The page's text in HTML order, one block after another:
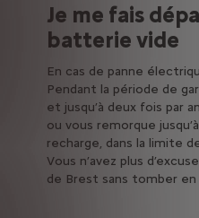
Je me fais
batterie vide
En cas de panne
Pendant la période de
et jusqu’à deux fois par
ou vous remorque
recharge, dans la limite
Vous n’avez plus
de Brest sans tomber en